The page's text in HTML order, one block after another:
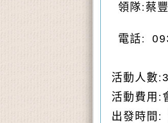
領隊: 蔡
電話:
活動人數
活動費用:
出發時間